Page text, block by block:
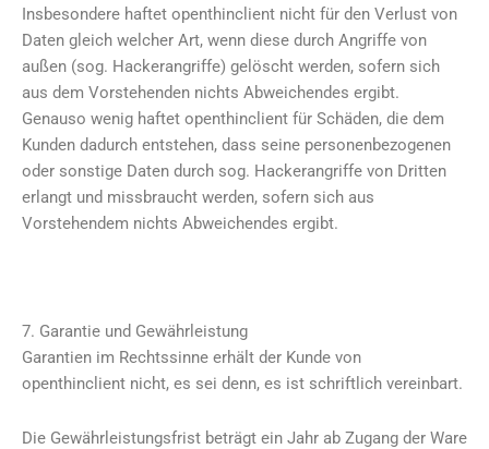
Insbesondere haftet openthinclient nicht für den Verlust von
Daten gleich welcher Art, wenn diese durch Angriffe von
außen (sog. Hackerangriffe) gelöscht werden, sofern sich
aus dem Vorstehenden nichts Abweichendes ergibt.
Genauso wenig haftet openthinclient für Schäden, die dem
Kunden dadurch entstehen, dass seine personenbezogenen
oder sonstige Daten durch sog. Hackerangriffe von Dritten
erlangt und missbraucht werden, sofern sich aus
Vorstehendem nichts Abweichendes ergibt.
7. Garantie und Gewährleistung
Garantien im Rechtssinne erhält der Kunde von
openthinclient nicht, es sei denn, es ist schriftlich vereinbart.
Die Gewährleistungsfrist beträgt ein Jahr ab Zugang der Ware